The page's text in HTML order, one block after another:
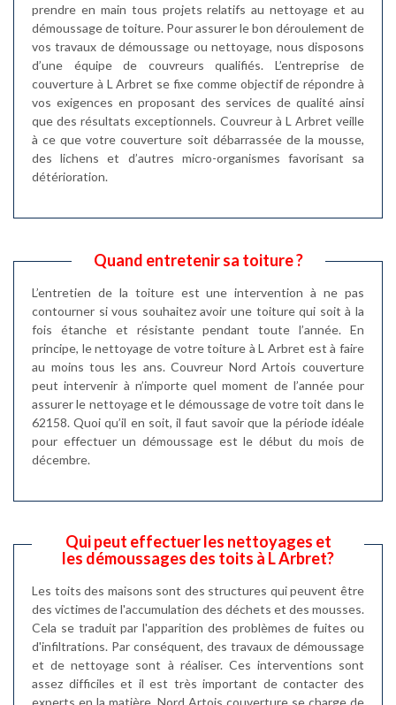
prendre en main tous projets relatifs au nettoyage et au
démoussage de toiture. Pour assurer le bon déroulement de
vos travaux de démoussage ou nettoyage, nous disposons
d’une équipe de couvreurs qualifiés. L’entreprise de
couverture à L Arbret se fixe comme objectif de répondre à
vos exigences en proposant des services de qualité ainsi
que des résultats exceptionnels. Couvreur à L Arbret veille
à ce que votre couverture soit débarrassée de la mousse,
des lichens et d’autres micro-organismes favorisant sa
détérioration.
Quand entretenir sa toiture ?
L’entretien de la toiture est une intervention à ne pas
contourner si vous souhaitez avoir une toiture qui soit à la
fois étanche et résistante pendant toute l’année. En
principe, le nettoyage de votre toiture à L Arbret est à faire
au moins tous les ans. Couvreur Nord Artois couverture
peut intervenir à n’importe quel moment de l’année pour
assurer le nettoyage et le démoussage de votre toit dans le
62158. Quoi qu’il en soit, il faut savoir que la période idéale
pour effectuer un démoussage est le début du mois de
décembre.
Qui peut effectuer les nettoyages et
les démoussages des toits à L Arbret?
Les toits des maisons sont des structures qui peuvent être
des victimes de l'accumulation des déchets et des mousses.
Cela se traduit par l'apparition des problèmes de fuites ou
d'infiltrations. Par conséquent, des travaux de démoussage
et de nettoyage sont à réaliser. Ces interventions sont
assez difficiles et il est très important de contacter des
experts en la matière. Nord Artois couverture se charge de